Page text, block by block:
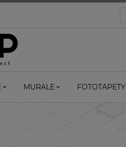
MURALE FOTOTAPETY